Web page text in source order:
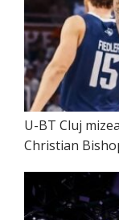
U-BT Cluj
Christian